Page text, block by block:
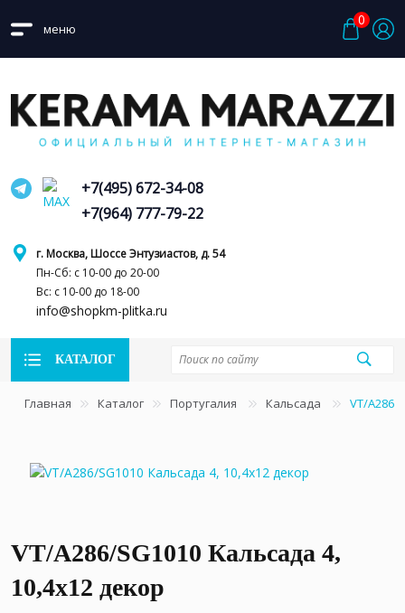
меню
0
г. Москва, Шоссе Энтузиастов, д. 54
Пн-Сб: с 10-00 до 20-00
Вс: с 10-00 до 18-00
info@shopkm-plitka.ru
+7(495) 672-34-08
+7(964) 777-79-22
КАТАЛОГ
Главная Каталог Португалия Кальсада VT/A286/
VT/A286/SG1010 Кальсада 4,
10,4х12 декор